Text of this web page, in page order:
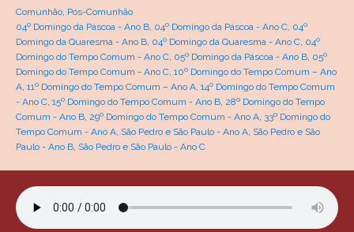
Comunhão Pós-Comunhão
04º Domingo da Páscoa - Ano B 04º Domingo da Páscoa - Ano C 04º
Domingo da Quaresma - Ano B 04º Domingo da Quaresma - Ano C 04º
Domingo do Tempo Comum - Ano C 05º Domingo da Páscoa - Ano B 05º
Domingo do Tempo Comum - Ano C 10º Domingo do Tempo Comum – Ano
A 11º Domingo do Tempo Comum – Ano A 14º Domingo do Tempo Comum
- Ano C 15º Domingo do Tempo Comum - Ano B 28º Domingo do Tempo
Comum - Ano B 29º Domingo do Tempo Comum - Ano A 33º Domingo do
Tempo Comum - Ano A São Pedro e São Paulo - Ano A São Pedro e São
Paulo - Ano B São Pedro e São Paulo - Ano C